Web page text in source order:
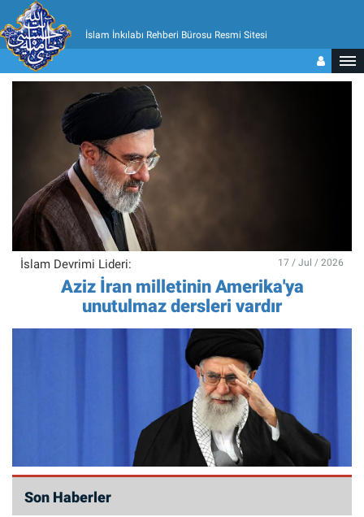
İslam İnkılabı Rehberi Bürosu Resmi Sitesi
İslam Devrimi Lideri: 17 / Jul / 2026
Aziz İran milletinin Amerika'ya
unutulmaz dersleri vardır
Son Haberler